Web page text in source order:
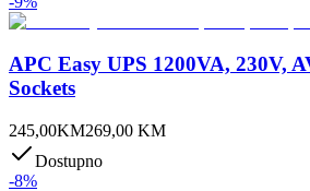
APC Easy UPS 1200VA, 230V,
Sockets
245,00KM269,00 KM
Dostupno
-8%